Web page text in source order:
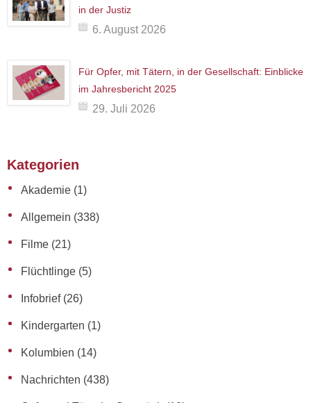
in der Justiz
6. August 2026
Für Opfer, mit Tätern, in der Gesellschaft: Einblicke
im Jahresbericht 2025
29. Juli 2026
Kategorien
Akademie (1)
Allgemein (338)
Filme (21)
Flüchtlinge (5)
Infobrief(26)
Kindergarten (1)
Kolumbien (14)
Nachrichten (438)